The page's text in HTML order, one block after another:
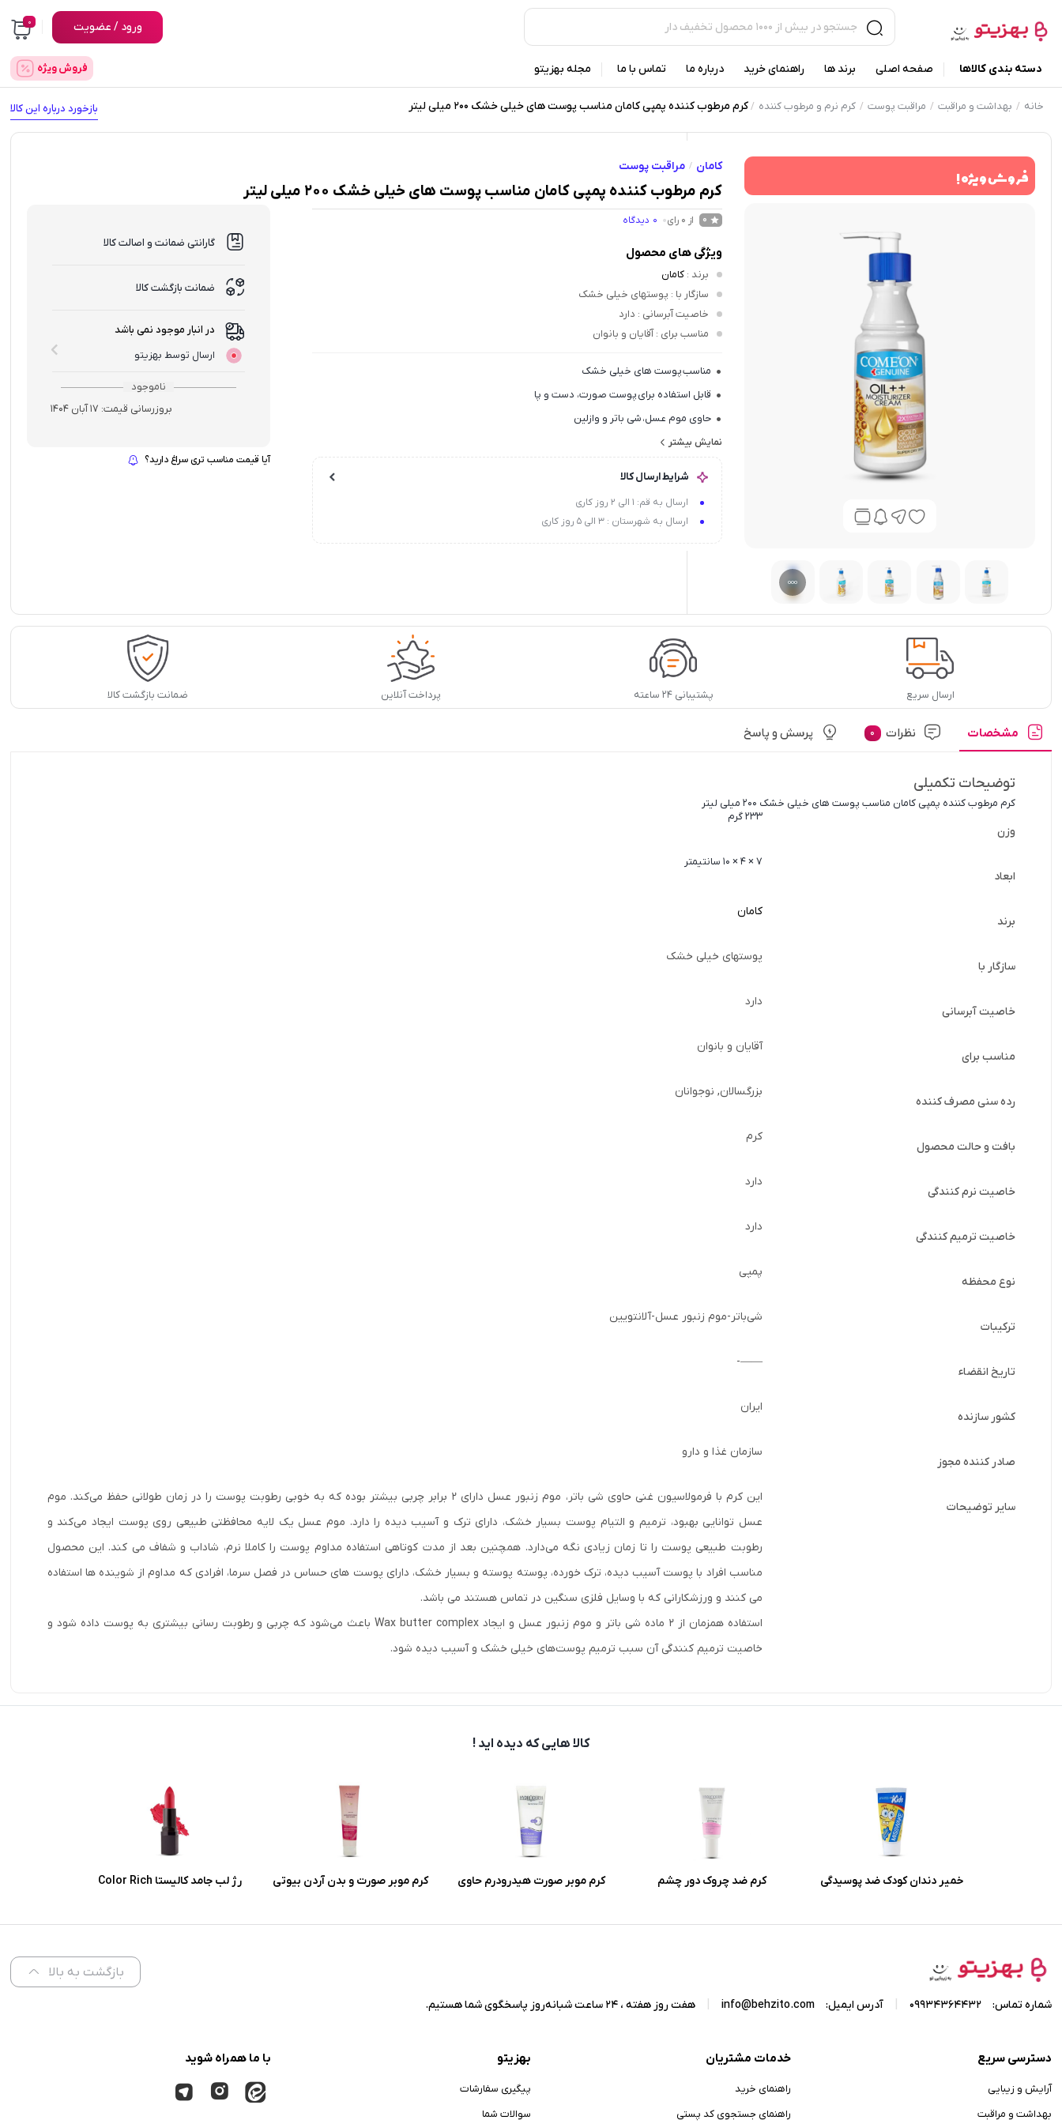
ورود / عضویت 0
دسته بندی کالاها صفحه اصلی برند ها راهنمای خرید درباره ما تماس با ما مجله بهزیتو فروش ویژه
بازخورد درباره این کالا خانه / بهداشت و مراقبت / مراقبت پوست / کرم نرم و مرطوب کننده /کرم مرطوب کننده پمپی کامان مناسب پوست های خیلی خشک 200 میلی لیتر
فروش ویژه ! کامان / مراقبت پوست
کرم مرطوب کننده پمپی کامان مناسب پوست های خیلی خشک 200 میلی لیتر
0 از 0 رای 0 دیدگاه
ویژگی های محصول
برند : کامان
سازگار با : پوستهای خیلی خشک
خاصیت آبرسانی : دارد
مناسب برای : آقایان و بانوان
مناسب پوست های خیلی خشک
قابل استفاده برای پوست صورت، دست و پا
حاوی موم عسل، شی باتر و وازلین
حفظ کننده رطوبت طبیعی پوست
نمایش بیشتر
شرایط ارسال کالا
ارسال به قم: 1 الی 2 روز کاری
ارسال به شهرستان : 3 الی 5 روز کاری
گارانتی ضمانت و اصالت کالا
ضمانت بازگشت کالا
در انبار موجود نمی باشد
ارسال توسط بهزیتو
ناموجود
بروزرسانی قیمت: 17 آبان 1404
آیا قیمت مناسب تری سراغ دارید؟
ارسال سریع پشتیبانی ۲۴ ساعته پرداخت آنلاین ضمانت بازگشت کالا
مشخصات نظرات 0 پرسش و پاسخ
توضیحات تکمیلی
کرم مرطوب کننده پمپی کامان مناسب پوست های خیلی خشک 200 میلی لیتر
وزن
233 گرم
ابعاد
7 × 4 × 10 سانتیمتر
برند
کامان
سازگار با
پوستهای خیلی خشک
خاصیت آبرسانی
دارد
مناسب برای
آقایان و بانوان
رده سنی مصرف کننده
بزرگسالان, نوجوانان
بافت و حالت محصول
کرم
خاصیت نرم کنندگی
دارد
خاصیت ترمیم کنندگی
دارد
نوع محفظه
پمپی
ترکیبات
شی‌باتر-موم زنبور عسل-آلانتویین
تاریخ انقضاء
——-
کشور سازنده
ایران
صادر کننده مجوز
سازمان غذا و دارو
سایر توضیحات
این کرم با فرمولاسیون غنی حاوی شی باتر، موم زنبور عسل دارای ۲ برابر چربی بیشتر بوده که به خوبی رطوبت پوست را در زمان طولانی حفظ می‌کند. موم
عسل توانایی بهبود، ترمیم و التیام پوست بسیار خشک، دارای ترک و آسیب دیده را دارد. موم عسل یک لایه محافظتی طبیعی روی پوست ایجاد می‌کند و
رطوبت طبیعی پوست را تا زمان زیادی نگه می‌دارد. همچنین بعد از مدت کوتاهی استفاده مداوم پوست را کاملا نرم، شاداب و شفاف می کند. این محصول
مناسب افراد با پوست آسیب دیده، ترک خورده، پوسته پوسته و بسیار خشک، دارای پوست های حساس در فصل سرما، افرادی که مداوم از شوینده ها استفاده
می کنند و ورزشکارانی که با وسایل فلزی سنگین در تماس هستند می باشد.
استفاده همزمان از ۲ ماده شی باتر و موم زنبور عسل و ایجاد Wax butter complex باعث می‌شود که چربی و رطوبت رسانی بیشتری به پوست داده شود و
خاصیت ترمیم کنندگی آن سبب ترمیم پوست‌های خیلی خشک و آسیب دیده شود.
کالا هایی که دیده اید !
خمیر دندان کودک ضد پوسیدگی
کرم ضد چروک دور چشم
کرم موبر صورت هیدرودرم حاوی
کرم موبر صورت و بدن آردن بیوتی
رژ لب جامد کالیستا Color Rich
بازگشت به بالا
شماره تماس: 09934364432 آدرس ایمیل: info@behzito.com هفت روز هفته ، 24 ساعت شبانه‌روز پاسخگوی شما هستیم.
دسترسی سریع
آرایش و زیبایی
بهداشت و مراقبت
خدمات مشتریان
راهنمای خرید
راهنمای جستجوی کد پستی
بهزیتو
پیگیری سفارشات
سوالات شما
با ما همراه شوید